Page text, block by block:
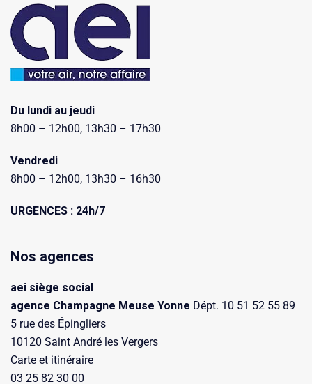
Du lundi au jeudi
8h00 – 12h00, 13h30 – 17h30
Vendredi
8h00 – 12h00, 13h30 – 16h30
URGENCES : 24h/7
Nos agences
aei siège social
agence Champagne Meuse Yonne Dépt. 10 51 52 55 89
5 rue des Épingliers
10120 Saint André les Vergers
Carte et itinéraire
03 25 82 30 00